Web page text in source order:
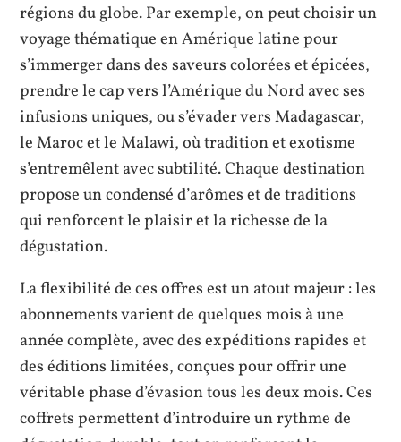
régions du globe. Par exemple, on peut choisir un
voyage thématique en Amérique latine pour
s’immerger dans des saveurs colorées et épicées,
prendre le cap vers l’Amérique du Nord avec ses
infusions uniques, ou s’évader vers Madagascar,
le Maroc et le Malawi, où tradition et exotisme
s’entremêlent avec subtilité. Chaque destination
propose un condensé d’arômes et de traditions
qui renforcent le plaisir et la richesse de la
dégustation.
La flexibilité de ces offres est un atout majeur : les
abonnements varient de quelques mois à une
année complète, avec des expéditions rapides et
des éditions limitées, conçues pour offrir une
véritable phase d’évasion tous les deux mois. Ces
coffrets permettent d’introduire un rythme de